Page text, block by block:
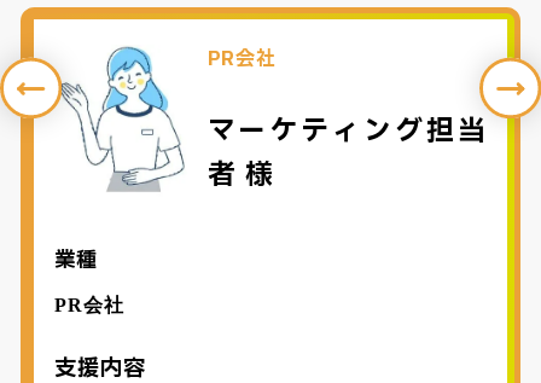
PR会社
マーケティング担当
者 様
業種
PR会社
支援内容